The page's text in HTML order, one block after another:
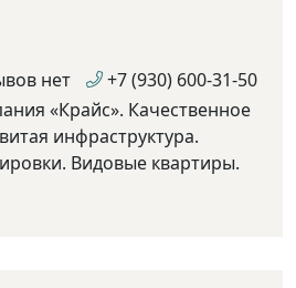
нет
+7 (930) 600-31-50
«Крайс». Качественное
инфраструктура.
Видовые квартиры.